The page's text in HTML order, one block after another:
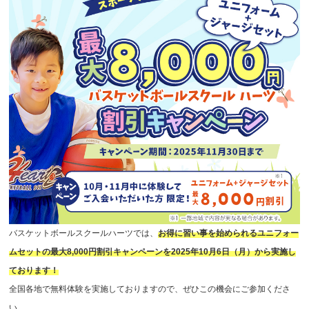
バスケットボールスクールハーツでは、お得に習い事を始められるユニフォー
ムセットの最大8,000円割引キャンペーンを2025年10月6日（月）から実施し
ております！
全国各地で無料体験を実施しておりますので、ぜひこの機会にご参加くださ